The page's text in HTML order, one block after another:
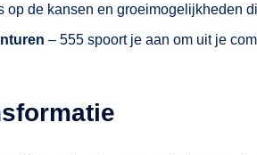
op de kansen en groeimogelijkheden
– 555 spoort je aan om uit je